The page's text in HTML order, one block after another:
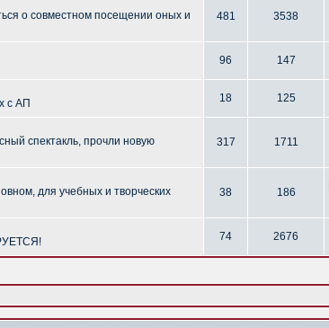
о совместном посещении оных и
481 3538
96 147
с АП 18 125
спектакль, прочли новую
317 1711
для учебных и творческих
38 186
74 2676